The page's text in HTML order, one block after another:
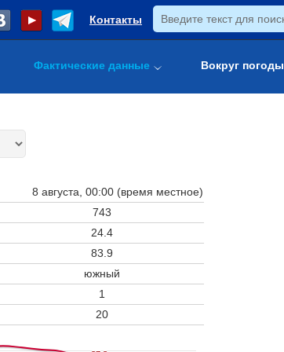
Контакты
Фактические данные Вокруг погоды
8 августа, 00:00 (время местное)
743
24.4
83.9
южный
1
20